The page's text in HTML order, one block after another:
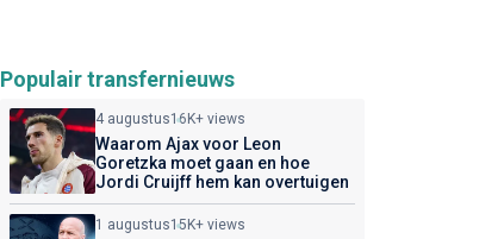
Populair transfernieuws
4 augustus16K+ views
Waarom Ajax voor Leon
Goretzka moet gaan en hoe
Jordi Cruijff hem kan overtuigen
1 augustus15K+ views